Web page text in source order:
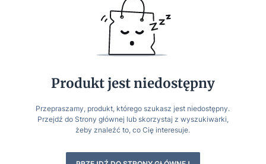
Produkt jest niedostępny
Przepraszamy, produkt, którego szukasz jest niedostępny.
Przejdź do Strony głównej lub skorzystaj z wyszukiwarki,
żeby znaleźć to, co Cię interesuje.